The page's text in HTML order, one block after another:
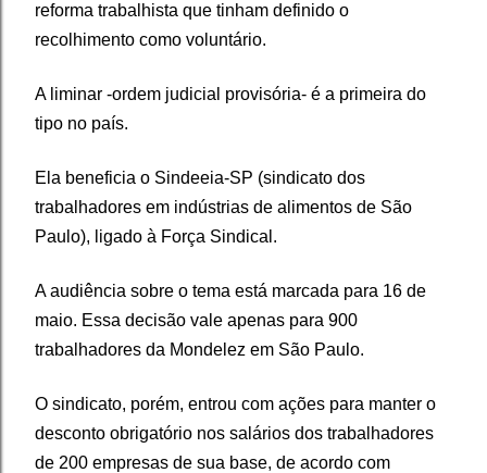
reforma trabalhista que tinham definido o
recolhimento como voluntário.
A liminar -ordem judicial provisória- é a primeira do
tipo no país.
Ela beneficia o Sindeeia-SP (sindicato dos
trabalhadores em indústrias de alimentos de São
Paulo), ligado à Força Sindical.
A audiência sobre o tema está marcada para 16 de
maio. Essa decisão vale apenas para 900
trabalhadores da Mondelez em São Paulo.
O sindicato, porém, entrou com ações para manter o
desconto obrigatório nos salários dos trabalhadores
de 200 empresas de sua base, de acordo com